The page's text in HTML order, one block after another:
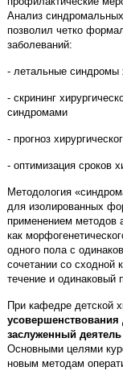
Анализ
позволил четко
заболеваний:
- летальные синдромы
- скрининг
синдромами
- прогноз
- оптимизация сроков
Методология
для изолированных
применением методов
как
одного пола с
сочетании со сходной
течение и одинаковый
При кафедре детской
усовершенствования
заслуженный
Основными целями
новым методам